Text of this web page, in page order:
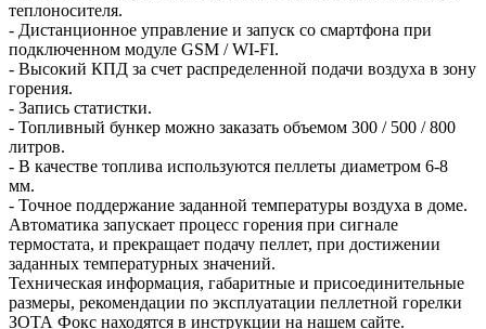
теплоносителя.
- Дистанционное управление и запуск со смартфона при
подключенном модуле GSM / WI-FI.
- Высокий КПД за счет распределенной подачи воздуха в зону
горения.
- Запись статистки.
- Топливный бункер можно заказать объемом 300 / 500 / 800
литров.
- В качестве топлива используются пеллеты диаметром 6-8
мм.
- Точное поддержание заданной температуры воздуха в доме.
Автоматика запускает процесс горения при сигнале
термостата, и прекращает подачу пеллет, при достижении
заданных температурных значений.
Техническая информация, габаритные и присоединительные
размеры, рекомендации по эксплуатации пеллетной горелки
ЗОТА Фокс находятся в инструкции на нашем сайте.